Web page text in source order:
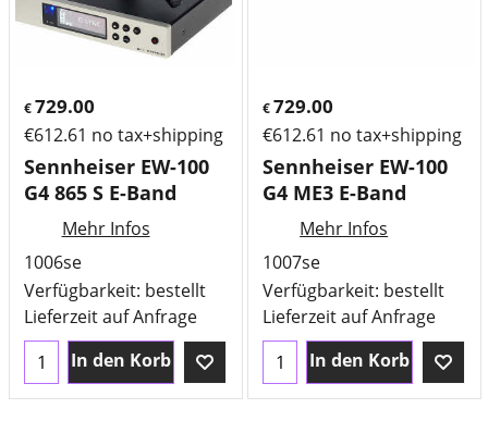
€729.00
€612.61 no tax+shipping
Sennheiser EW-100
G4 865 S E-Band
Mehr Infos
1006se
Verfügbarkeit: bestellt
Lieferzeit auf Anfrage
In den Korb
€729.00
€612.61 no tax+shipping
Sennheiser EW-100
G4 ME3 E-Band
Mehr Infos
1007se
Verfügbarkeit: bestellt
Lieferzeit auf Anfrage
In den Korb